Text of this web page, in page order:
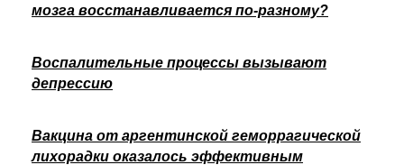
мозга восстанавливается по-разному?
Воспалительные процессы вызывают
депрессию
Вакцина от аргентинской геморрагической
лихорадки оказалось эффективным